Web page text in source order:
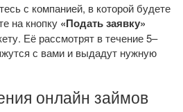
с компанией, в которой будете
на кнопку «Подать заявку»
Её рассмотрят в течение 5–
с вами и выдадут нужную
онлайн займов